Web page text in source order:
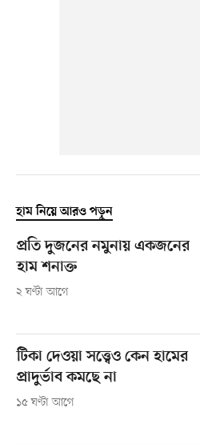
হাম নিয়ে আরও পড়ুন
প্রতি দুজনের নমুনায় একজনের
হাম শনাক্ত
২ ঘণ্টা আগে
টিকা দেওয়া সত্ত্বেও কেন হামের
প্রাদুর্ভাব কমছে না
১৫ ঘণ্টা আগে